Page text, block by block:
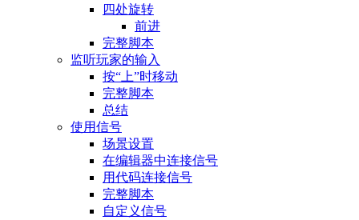
四处旋转
前进
完整脚本
监听玩家的输入
按“上”时移动
完整脚本
总结
使用信号
场景设置
在编辑器中连接信号
用代码连接信号
完整脚本
自定义信号